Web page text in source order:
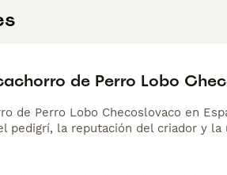
de Perro Lobo
de Perro Lobo Checoslovaco en
pedigrí, la reputación del criador y la